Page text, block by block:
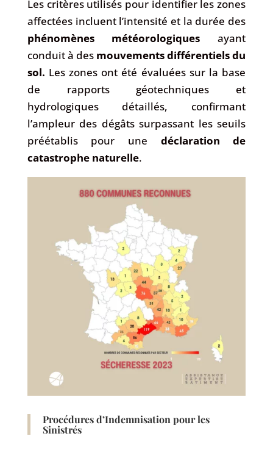
Les critères utilisés pour identifier les zones
affectées incluent l’intensité et la durée des
phénomènes météorologiques ayant
conduit à des mouvements différentielsdu
sol. Les zones ont été évaluées sur la base
de rapports géotechniques et
hydrologiques détaillés, confirmant
l’ampleur des dégâts surpassant les seuils
préétablis pour une déclaration de
catastrophe naturelle.
Procédures d’Indemnisation pour les
Sinistrés